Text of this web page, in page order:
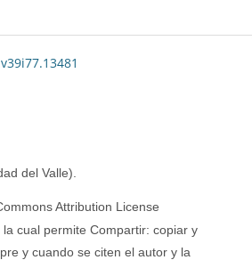
del Valle).
la cual permite Compartir: copiar y
y cuando se citen el autor y la